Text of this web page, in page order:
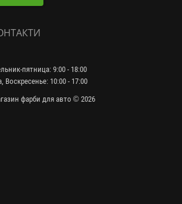
пятница: 9:00 - 18:00
Воскресенье: 10:00 - 17:00
фарби для авто © 2026